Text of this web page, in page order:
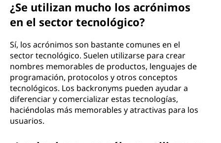
¿Se utilizan mucho los acrónimos
en el sector tecnológico?
Sí, los acrónimos son bastante comunes en el
sector tecnológico. Suelen utilizarse para crear
nombres memorables de productos, lenguajes de
programación, protocolos y otros conceptos
tecnológicos. Los backronyms pueden ayudar a
diferenciar y comercializar estas tecnologías,
haciéndolas más memorables y atractivas para los
usuarios.